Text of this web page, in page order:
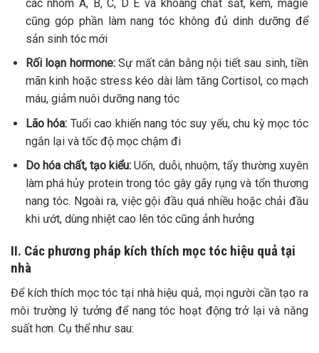
các nhóm A, B, C, D E và khoáng chất sắt, kẽm, magie
cũng góp phần làm nang tóc không đủ dinh dưỡng để
sản sinh tóc mới
Rối loạn hormone:Sự mất cân bằng nội tiết sau sinh, tiền
mãn kinh hoặc stress kéo dài làm tăng Cortisol, co mạch
máu, giảm nuôi dưỡng nang tóc
Lão hóa: Tuổi cao khiến nang tóc suy yếu, chu kỳ mọc tóc
ngắn lại và tốc độ mọc chậm đi
Do hóa chất, tạo kiểu: Uốn, duỗi, nhuộm, tẩy thường xuyên
làm phá hủy protein trong tóc gây gãy rụng và tổn thương
nang tóc. Ngoài ra, việc gội đầu quá nhiều hoặc chải đầu
khi ướt, dùng nhiệt cao lên tóc cũng ảnh hưởng
II. Các phương pháp kích thích mọc tóc hiệu quả tại
nhà
Để kích thích mọc tóc tại nhà hiệu quả, mọi người cần tạo ra
môi trường lý tưởng để nang tóc hoạt động trở lại và năng
suất hơn. Cụ thể như sau: